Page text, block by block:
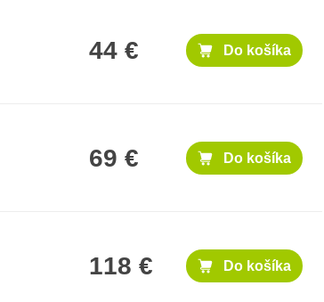
44 € Do košíka
69 € Do košíka
118 € Do košíka